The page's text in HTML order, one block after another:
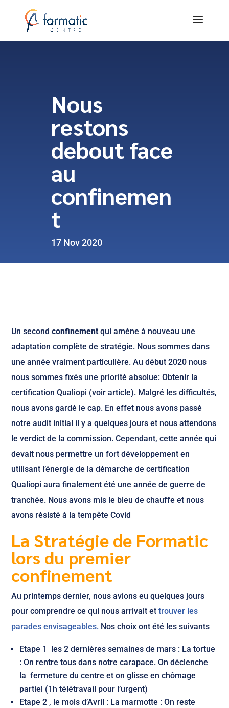
Nous
restons
debout face
au
confinemen
t
17 Nov 2020
Un secondconfinement qui amène à nouveau une
adaptation complète de stratégie. Nous sommes dans
une année vraiment particulière. Au début 2020 nous
nous sommes fixés une priorité absolue: Obtenir la
certification Qualiopi (voir article). Malgré les difficultés,
nous avons gardé le cap. En effet nous avons passé
notre audit initial il y a quelques jours et nous attendons
le verdict de la commission. Cependant, cette année qui
devait nous permettre un fort développement en
utilisant l’énergie de la démarche de certification
Qualiopi aura finalement été une année de guerre de
tranchée. Nous avons mis le bleu de chauffe et nous
avons résisté à la tempête Covid
La Stratégie de Formatic
lors du premier
confinement
Au printemps dernier, nous avions eu quelques jours
pour comprendre ce qui nous arrivait ettrouver les
parades envisageables. Nos choix ont été les suivants
Etape 1 les 2 dernières semaines de mars : La tortue
: On rentre tous dans notre carapace. On déclenche
la fermeture du centre et on glisse en chômage
partiel (1h télétravail pour l’urgent)
Etape 2 , le mois d’Avril : La marmotte : On reste